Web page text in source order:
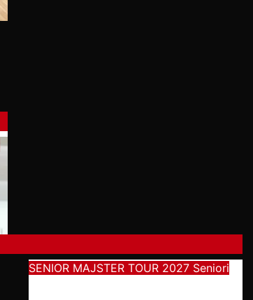
SENIOR MAJSTER TOUR 2027 Seniori